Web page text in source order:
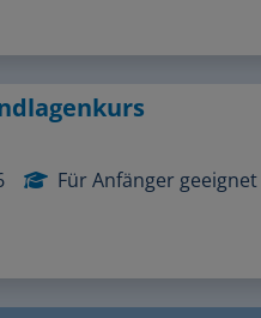
Für Anfänger geeignet